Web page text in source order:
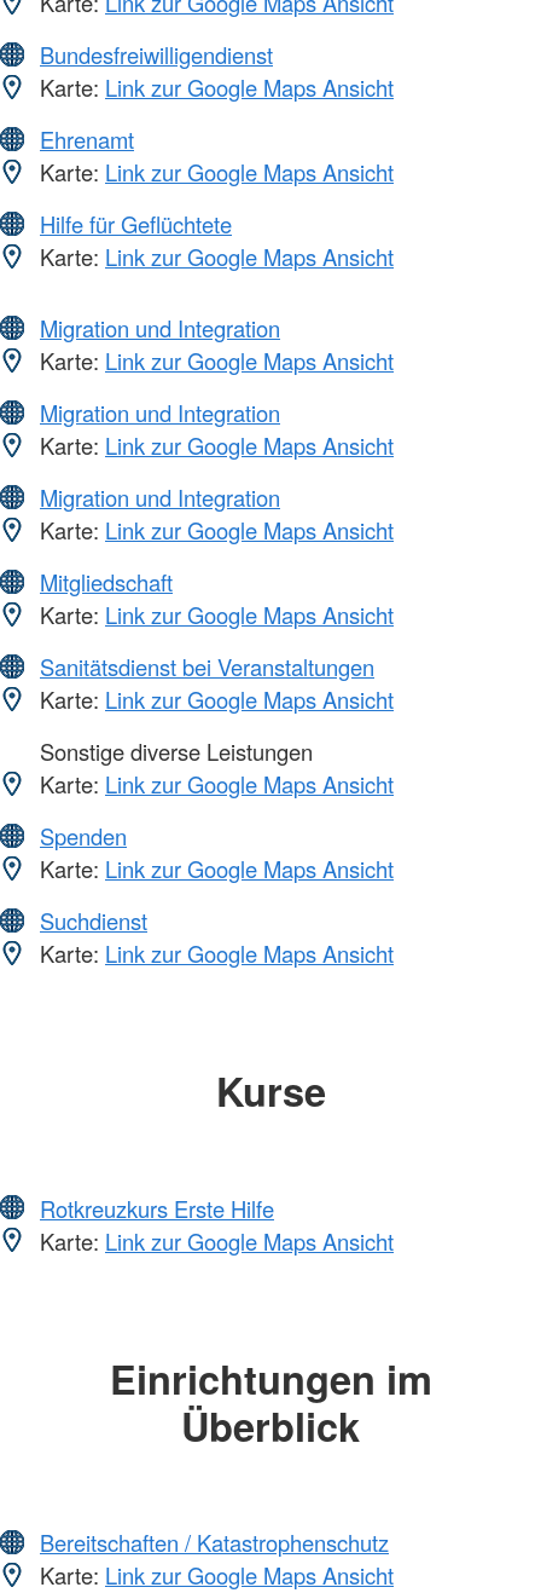
Bundesfreiwilligendienst
Karte: Link zur Google Maps Ansicht
Ehrenamt
Karte: Link zur Google Maps Ansicht
Hilfe für Geflüchtete
Karte: Link zur Google Maps Ansicht
Migration und Integration
Karte: Link zur Google Maps Ansicht
Migration und Integration
Karte: Link zur Google Maps Ansicht
Migration und Integration
Karte: Link zur Google Maps Ansicht
Mitgliedschaft
Karte: Link zur Google Maps Ansicht
Sanitätsdienst bei Veranstaltungen
Karte: Link zur Google Maps Ansicht
Sonstige diverse Leistungen
Karte: Link zur Google Maps Ansicht
Spenden
Karte: Link zur Google Maps Ansicht
Suchdienst
Karte: Link zur Google Maps Ansicht
Kurse
Rotkreuzkurs Erste Hilfe
Karte: Link zur Google Maps Ansicht
Einrichtungen im
Überblick
Bereitschaften / Katastrophenschutz
Karte: Link zur Google Maps Ansicht